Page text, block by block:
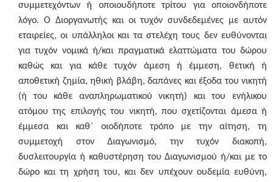
συμμετεχόντων ή οποιουδήποτε τρίτου για οποιονδήποτε
λόγο. Ο Διοργανωτής και οι τυχόν συνδεδεμένες με αυτόν
εταιρείες, οι υπάλληλοι και τα στελέχη τους δεν ευθύνονται
για τυχόν νομικά ή/και πραγματικά ελαττώματα του δώρου
καθώς και για κάθε τυχόν άμεση ή έμμεση, θετική ή
αποθετική ζημία, ηθική βλάβη, δαπάνες και έξοδα του νικητή
(ή του κάθε αναπληρωματικού νικητή) και του ενήλικου
ατόμου της επιλογής του νικητή, που σχετίζονται άμεσα ή
έμμεσα και καθ΄ οιοδήποτε τρόπο με την αίτηση, τη
συμμετοχή στον Διαγωνισμό, την τυχόν διακοπή,
δυσλειτουργία ή καθυστέρηση του Διαγωνισμού ή/και με το
δώρο και τη χρήση του, και δεν υπέχουν ουδεμία ευθύνη,